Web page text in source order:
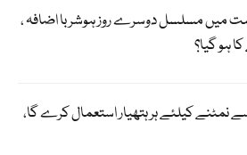
میں مسلسل دوسرے روز ہوشربا اضافہ ،
ہو گیا؟
سے نمٹنے کیلئے ہر ہتھیار استعمال کرے گا،